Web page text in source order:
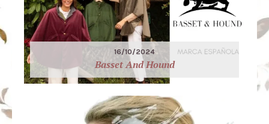
16/10/2024
Basset And Hound